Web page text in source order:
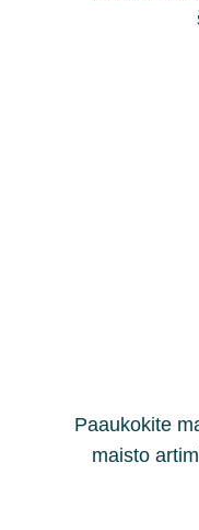
Paaukokite
maisto